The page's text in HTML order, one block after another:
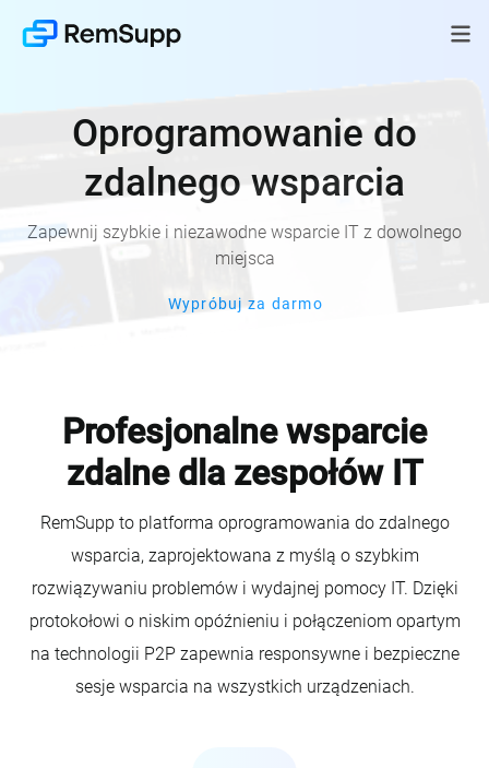
Oprogramowanie do
zdalnego wsparcia
Zapewnij szybkie i niezawodne wsparcie IT z dowolnego
miejsca
Wypróbuj za darmo
Profesjonalne wsparcie
zdalne dla zespołów IT
RemSupp to platforma oprogramowania do zdalnego
wsparcia, zaprojektowana z myślą o szybkim
rozwiązywaniu problemów i wydajnej pomocy IT. Dzięki
protokołowi o niskim opóźnieniu i połączeniom opartym
na technologii P2P zapewnia responsywne i bezpieczne
sesje wsparcia na wszystkich urządzeniach.